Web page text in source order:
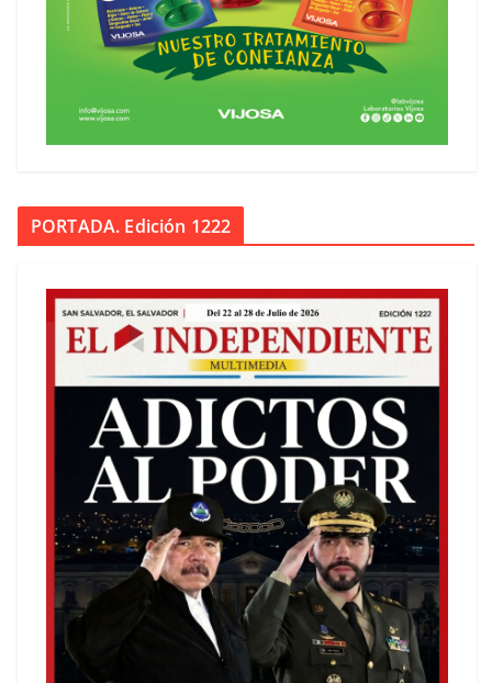
PORTADA. Edición 1222